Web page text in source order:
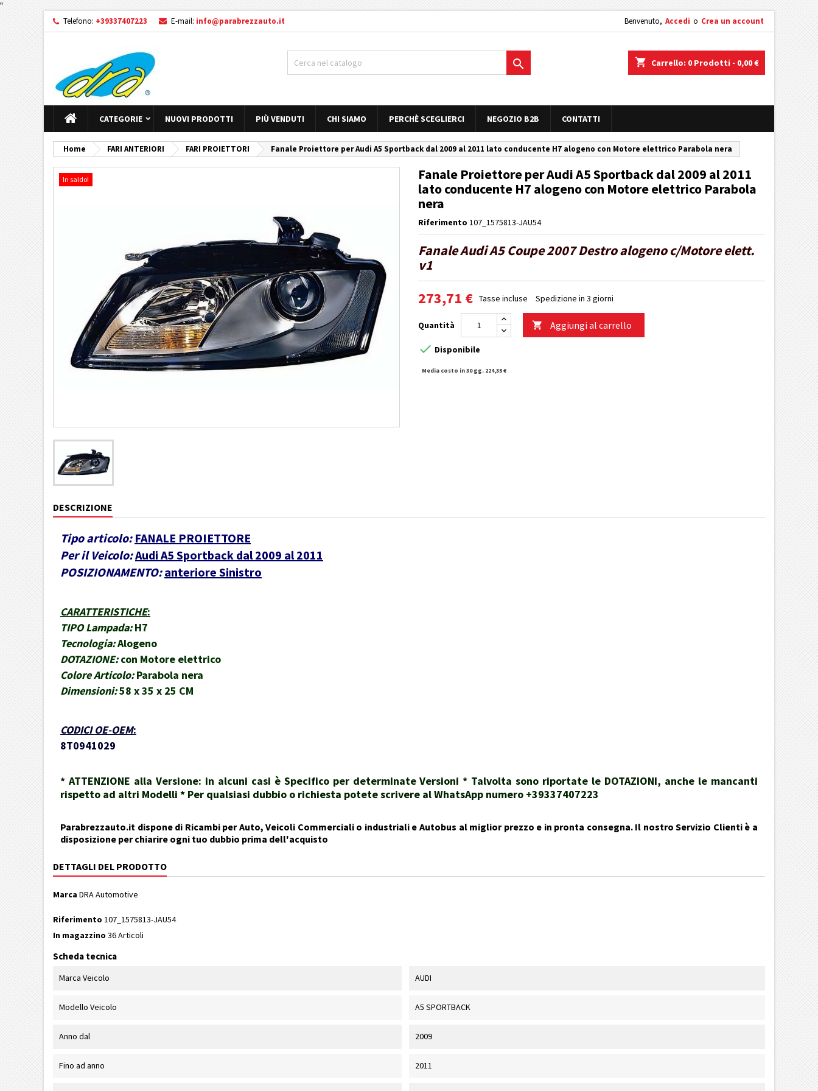
"
Telefono: +39337407223 E-mail: info@parabrezzauto.it Benvenuto, Accedi o Crea un account
shopping_cart Carrello: 0 Prodotti - 0,00 €

CATEGORIE NUOVI PRODOTTI PIÙ VENDUTI CHI SIAMO PERCHÈ SCEGLIERCI NEGOZIO B2B CONTATTI
Home FARI ANTERIORI FARI PROIETTORI Fanale Proiettore per Audi A5 Sportback dal 2009 al 2011 lato conducente H7 alogeno con Motore elettrico Parabola nera
In saldo!
Fanale Proiettore per Audi A5 Sportback dal 2009 al 2011
lato conducente H7 alogeno con Motore elettrico Parabola
nera
Riferimento 107_1575813-JAU54
Fanale Audi A5 Coupe 2007 Destro alogeno c/Motore elett.
v1
273,71 € Tasse incluse Spedizione in 3 giorni
Quantità  Aggiungi al carrello
 Disponibile
Media costo in 30 gg. 224,35 €
DESCRIZIONE
Tipo articolo: FANALE PROIETTORE
Per il Veicolo:Audi A5 Sportback dal 2009 al 2011
POSIZIONAMENTO: anteriore Sinistro
CARATTERISTICHE:
TIPO Lampada: H7
Tecnologia:Alogeno
DOTAZIONE: con Motore elettrico
Colore Articolo: Parabola nera
Dimensioni:58 x 35 x 25 CM
CODICI OE-OEM:
8T0941029
* ATTENZIONE alla Versione: in alcuni casi è Specifico per determinate Versioni * Talvolta sono riportate le DOTAZIONI, anche le mancanti
rispetto ad altri Modelli * Per qualsiasi dubbio o richiesta potete scrivere al WhatsApp numero +39337407223
Parabrezzauto.it dispone di Ricambi per Auto, Veicoli Commerciali o industriali e Autobus al miglior prezzo e in pronta consegna. Il nostro Servizio Clienti è a
disposizione per chiarire ogni tuo dubbio prima dell'acquisto
DETTAGLI DEL PRODOTTO
Marca DRA Automotive
Riferimento 107_1575813-JAU54
In magazzino 36 Articoli
Scheda tecnica
Marca Veicolo AUDI
Modello Veicolo A5 SPORTBACK
Anno dal 2009
Fino ad anno 2011